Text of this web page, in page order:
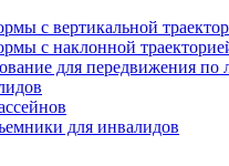
с вертикальной
с наклонной
для передвижения
для инвалидов